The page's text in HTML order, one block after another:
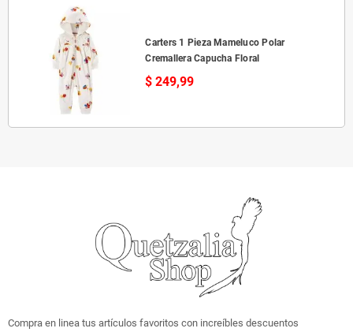
Carters 1 Pieza Mameluco Polar
Cremallera Capucha Floral
$ 249,99
Compra en linea tus artículos favoritos con increíbles descuentos